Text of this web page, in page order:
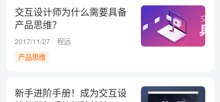
交互设计师为什么需要具备
产品思维？
2017/11/27
程远
产品思维
新手进阶手册！成为交互设